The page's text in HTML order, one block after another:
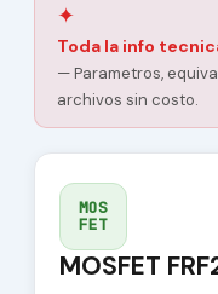
✦
Toda la info
— Parametros,
archivos sin costo.
MOS
FET
MOSFET